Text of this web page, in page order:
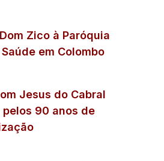
Zico à Paróquia
em Colombo
Jesus do Cabral
90 anos de